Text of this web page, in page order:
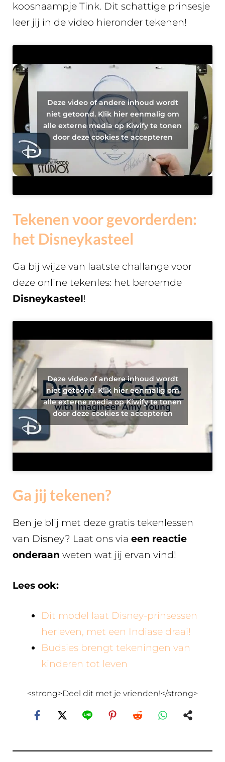
koosnaampje Tink. Dit schattige prinsesje
leer jij in de video hieronder tekenen!
Deze video of andere inhoud wordt
niet getoond. Klik hier eenmalig om
alle externe media op Kiwify te tonen
door deze cookies te accepteren
Tekenen voor gevorderden:
het Disneykasteel
Ga bij wijze van laatste challange voor
deze online tekenles: het beroemde
Disneykasteel!
Deze video of andere inhoud wordt
niet getoond. Klik hier eenmalig om
alle externe media op Kiwify te tonen
door deze cookies te accepteren
Ga jij tekenen?
Ben je blij met deze gratis tekenlessen
van Disney? Laat ons via een reactie
onderaan weten wat jij ervan vind!
Lees ook:
Dit model laat Disney-prinsessen
herleven, met een Indiase draai!
Budsies brengt tekeningen van
kinderen tot leven
<strong>Deel dit met je vrienden!</strong>